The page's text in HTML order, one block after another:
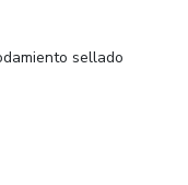
sellado